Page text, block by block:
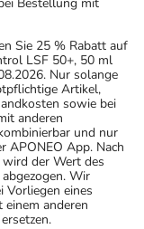
Sie 25 % Rabatt auf
LSF 50+, 50 ml
Nur solange
Artikel,
sowie bei
anderen
und nur
APONEO App. Nach
wird der Wert des
Wir
Vorliegen eines
anderen